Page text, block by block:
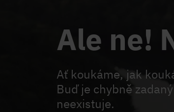
Ale ne!
Ať koukáme, jak
Buď je chybně
neexistuje.